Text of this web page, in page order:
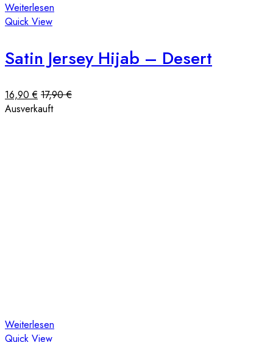
Weiterlesen
Quick View
Satin Jersey Hijab – Desert
16,90€ 17,90€
Ausverkauft
Weiterlesen
Quick View